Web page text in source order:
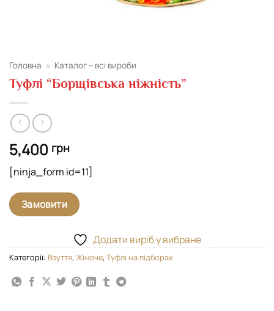
Головна » Каталог – всі вироби
Туфлі “Борщівська ніжність”
5,400 грн
[ninja_form id=11]
Замовити
Додати виріб у вибране
Категорії: Взуття, Жіноче, Туфлі на підборах